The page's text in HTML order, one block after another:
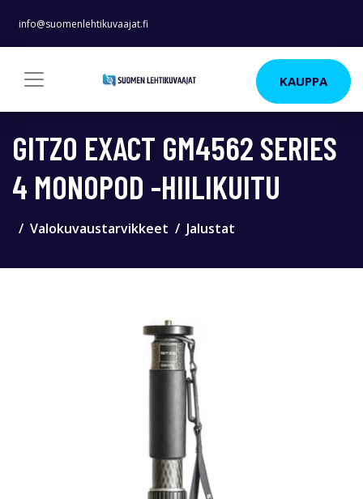
info@suomenlehtikuvaajat.fi
KAUPPA
GITZO EXACT GM4562 SERIES
4 MONOPOD -HIILIKUITU
Valokuvaustarvikkeet Jalustat